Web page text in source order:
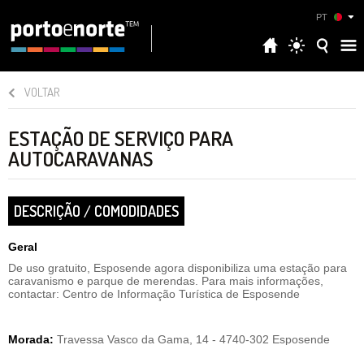
PT
VOLTAR
ESTAÇÃO DE SERVIÇO PARA
AUTOCARAVANAS
DESCRIÇÃO / COMODIDADES
Geral
De uso gratuito, Esposende agora disponibiliza uma estação para
caravanismo e parque de merendas. Para mais informações,
contactar: Centro de Informação Turística de Esposende
Morada: Travessa Vasco da Gama, 14 - 4740-302 Esposende